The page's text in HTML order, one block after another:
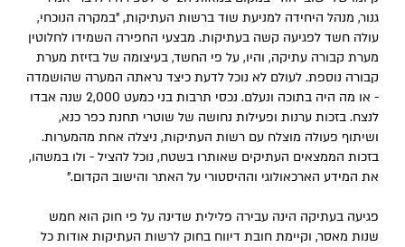
גנור, מנהל היחידה למניעת שוד ברשות העתיקות, "במקרה הנוכחי,
עולה חשד לפגיעה קשה בעתיקות. מבצעי החפירה השמידו לחלוטין
מערת קבורה עתיקה, והיו, על פי החשד, בעיצומה של בזיזת מערת
קבורה נוספת. לעולם לא נוכל לדעת כיצד נראתה המערה שהושמדה
- או מה היה בתוכה ונעלם. נכסי תרבות בני כמעט 2,000 שנה אבדו
לנצח. בזכות ערנות ופעילות נחושה של שוטרי תחנת כפר כנא,
ושיתוף פעולה מוצלח עם רשות העתיקות, ניצלה אחת מהמערות.
בזכות הממצאים העתיקים שאותרו בשטח, נוכל להציל - ולו במשהו,
את המידע הארכאולוגי וההיסטורי על האתר והישוב הקדום."
פגיעה בעתיקה הינה עבירה פלילית שדינה על פי חוק הוא חמש
שנות מאסר, וקיימת חובת דיווח בחוק לרשות העתיקות אודות כל